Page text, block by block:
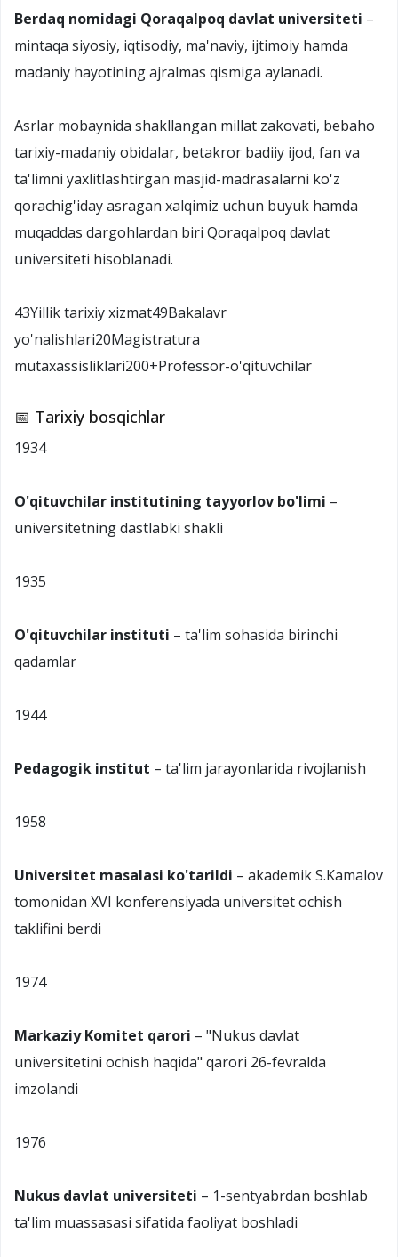
Berdaq nomidagi Qoraqalpoq davlat universiteti –
mintaqa siyosiy, iqtisodiy, ma'naviy, ijtimoiy hamda
madaniy hayotining ajralmas qismiga aylanadi.
Asrlar mobaynida shakllangan millat zakovati, bebaho
tarixiy-madaniy obidalar, betakror badiiy ijod, fan va
ta'limni yaxlitlashtirgan masjid-madrasalarni ko'z
qorachig'iday asragan xalqimiz uchun buyuk hamda
muqaddas dargohlardan biri Qoraqalpoq davlat
universiteti hisoblanadi.
43Yillik tarixiy xizmat49Bakalavr
yo'nalishlari20Magistratura
mutaxassisliklari200+Professor-o'qituvchilar
📅 Tarixiy bosqichlar
1934
O'qituvchilar institutining tayyorlov bo'limi –
universitetning dastlabki shakli
1935
O'qituvchilar instituti – ta'lim sohasida birinchi
qadamlar
1944
Pedagogik institut – ta'lim jarayonlarida rivojlanish
1958
Universitet masalasi ko'tarildi – akademik S.Kamalov
tomonidan XVI konferensiyada universitet ochish
taklifini berdi
1974
Markaziy Komitet qarori – "Nukus davlat
universitetini ochish haqida" qarori 26-fevralda
imzolandi
1976
Nukus davlat universiteti – 1-sentyabrdan boshlab
ta'lim muassasasi sifatida faoliyat boshladi